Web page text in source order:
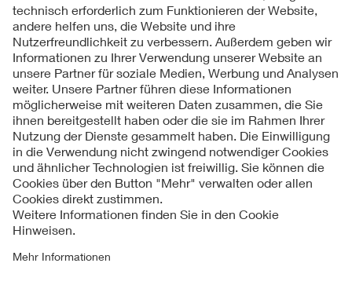
Folgen Sie uns
Kontakte
Service
Impressum
Datenschutzinformationen
Cookie Hinweise